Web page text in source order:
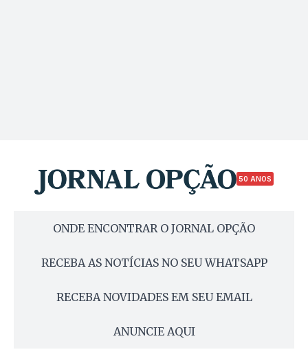
50 ANOS
ONDE ENCONTRAR O JORNAL OPÇÃO
RECEBA AS NOTÍCIAS NO SEU WHATSAPP
RECEBA NOVIDADES EM SEU EMAIL
ANUNCIE AQUI